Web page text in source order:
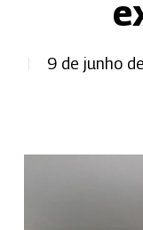
9 de junho